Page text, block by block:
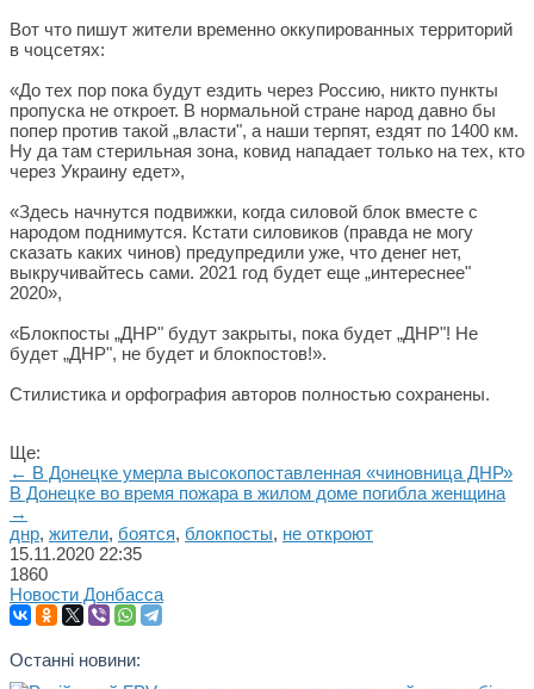
Вот что пишут жители временно оккупированных территорий
в чоцсетях:
«До тех пор пока будут ездить через Россию, никто пункты
пропуска не откроет. В нормальной стране народ давно бы
попер против такой „власти", а наши терпят, ездят по 1400 км.
Ну да там стерильная зона, ковид нападает только на тех, кто
через Украину едет»,
«Здесь начнутся подвижки, когда силовой блок вместе с
народом поднимутся. Кстати силовиков (правда не могу
сказать каких чинов) предупредили уже, что денег нет,
выкручивайтесь сами. 2021 год будет еще „интереснее"
2020»,
«Блокпосты „ДНР" будут закрыты, пока будет „ДНР"! Не
будет „ДНР", не будет и блокпостов!».
Стилистика и орфография авторов полностью сохранены.
Ще:
← В Донецке умерла высокопоставленная «чиновница ДНР»
В Донецке во время пожара в жилом доме погибла женщина
→
днр, жители, боятся, блокпосты, не откроют
15.11.2020 22:35
1860
Новости Донбасса
Останні новини: